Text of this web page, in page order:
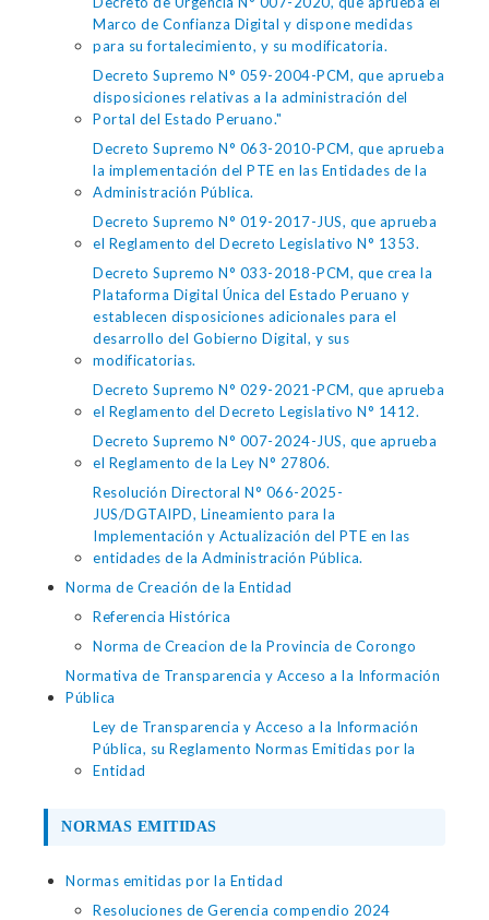
Marco de Confianza Digital y dispone medidas
para su fortalecimiento, y su modificatoria.
Decreto Supremo N° 059-2004-PCM, que aprueba
disposiciones relativas a la administración del
Portal del Estado Peruano."
Decreto Supremo N° 063-2010-PCM, que aprueba
la implementación del PTE en las Entidades de la
Administración Pública.
Decreto Supremo N° 019-2017-JUS, que aprueba
el Reglamento del Decreto Legislativo N° 1353.
Decreto Supremo N° 033-2018-PCM, que crea la
Plataforma Digital Única del Estado Peruano y
establecen disposiciones adicionales para el
desarrollo del Gobierno Digital, y sus
modificatorias.
Decreto Supremo N° 029-2021-PCM, que aprueba
el Reglamento del Decreto Legislativo N° 1412.
Decreto Supremo N° 007-2024-JUS, que aprueba
el Reglamento de la Ley N° 27806.
Resolución Directoral N° 066-2025-
JUS/DGTAIPD, Lineamiento para la
Implementación y Actualización del PTE en las
entidades de la Administración Pública.
Norma de Creación de la Entidad
Referencia Histórica
Norma de Creacion de la Provincia de Corongo
Normativa de Transparencia y Acceso a la Información
Pública
Ley de Transparencia y Acceso a la Información
Pública, su Reglamento Normas Emitidas por la
Entidad
NORMAS EMITIDAS
Normas emitidas por la Entidad
Resoluciones de Gerencia compendio 2024